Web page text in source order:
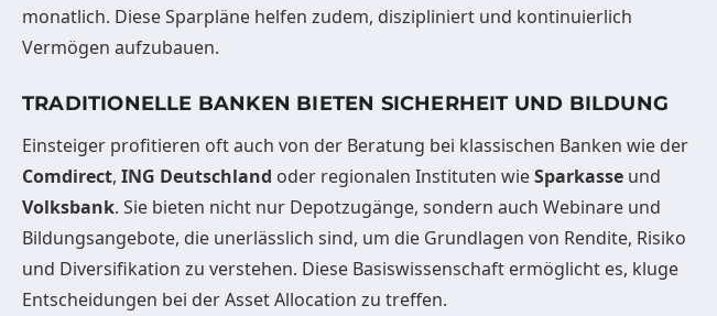
monatlich. Diese Sparpläne helfen zudem, diszipliniert und kontinuierlich
Vermögen aufzubauen.
TRADITIONELLE BANKEN BIETEN SICHERHEIT UND BILDUNG
Einsteiger profitieren oft auch von der Beratung bei klassischen Banken wie der
Comdirect, ING Deutschland oder regionalen Instituten wieSparkasse und
Volksbank. Sie bieten nicht nur Depotzugänge, sondern auch Webinare und
Bildungsangebote, die unerlässlich sind, um die Grundlagen von Rendite, Risiko
und Diversifikation zu verstehen. Diese Basiswissenschaft ermöglicht es, kluge
Entscheidungen bei der Asset Allocation zu treffen.